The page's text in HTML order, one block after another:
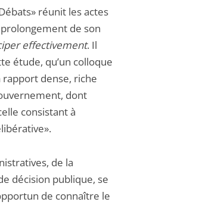
réunit les actes
de son
effectivement. Il
étude, qu’un colloque
dense, riche
dont
consistant à
de la
décision publique, se
de connaître le